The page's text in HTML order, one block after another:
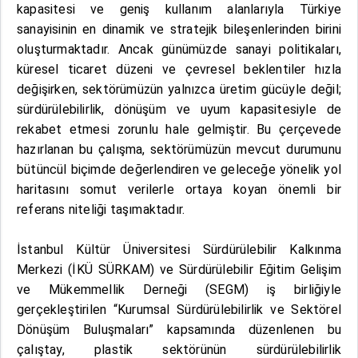
kapasitesi ve geniş kullanım alanlarıyla Türkiye
sanayisinin en dinamik ve stratejik bileşenlerinden birini
oluşturmaktadır. Ancak günümüzde sanayi politikaları,
küresel ticaret düzeni ve çevresel beklentiler hızla
değişirken, sektörümüzün yalnızca üretim gücüyle değil;
sürdürülebilirlik, dönüşüm ve uyum kapasitesiyle de
rekabet etmesi zorunlu hale gelmiştir. Bu çerçevede
hazırlanan bu çalışma, sektörümüzün mevcut durumunu
bütüncül biçimde değerlendiren ve geleceğe yönelik yol
haritasını somut verilerle ortaya koyan önemli bir
referans niteliği taşımaktadır.
İstanbul Kültür Üniversitesi Sürdürülebilir Kalkınma
Merkezi (İKÜ SÜRKAM) ve Sürdürülebilir Eğitim Gelişim
ve Mükemmellik Derneği (SEGM) iş birliğiyle
gerçekleştirilen “Kurumsal Sürdürülebilirlik ve Sektörel
Dönüşüm Buluşmaları” kapsamında düzenlenen bu
çalıştay, plastik sektörünün sürdürülebilirlik